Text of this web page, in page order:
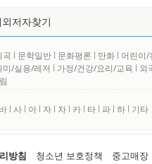
저자찾기
곡 l 문학일반 l 문화평론 l 만화 l 어린이/
미/실용/레저 l 가정/건강/요리/교육 l 외
바 l 사 l 아 l 자 l 차 l 카 l 타 l 파 l 하 l 기타
방침 청소년 보호정책 중고매장